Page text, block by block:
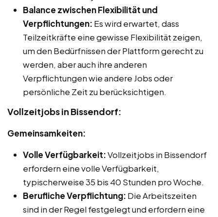
Balance zwischen Flexibilität und
Verpflichtungen: Es wird erwartet, dass
Teilzeitkräfte eine gewisse Flexibilität zeigen,
um den Bedürfnissen der Plattform gerecht zu
werden, aber auch ihre anderen
Verpflichtungen wie andere Jobs oder
persönliche Zeit zu berücksichtigen.
Vollzeitjobs in Bissendorf:
Gemeinsamkeiten:
Volle Verfügbarkeit:Vollzeitjobs in Bissendorf
erfordern eine volle Verfügbarkeit,
typischerweise 35 bis 40 Stunden pro Woche.
Berufliche Verpflichtung: Die Arbeitszeiten
sind in der Regel festgelegt und erfordern eine